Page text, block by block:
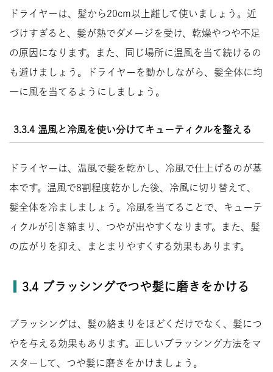
ドライヤーは、髪から20cm以上離して使いましょう。近
づけすぎると、髪が熱でダメージを受け、乾燥やつや不足
の原因になります。また、同じ場所に温風を当て続けるの
も避けましょう。ドライヤーを動かしながら、髪全体に均
一に風を当てるようにしましょう。
3.3.4 温風と冷風を使い分けてキューティクルを整える
ドライヤーは、温風で髪を乾かし、冷風で仕上げるのが基
本です。温風で8割程度乾かした後、冷風に切り替えて、
髪全体を冷ましましょう。冷風を当てることで、キューテ
ィクルが引き締まり、つやが出やすくなります。また、髪
の広がりを抑え、まとまりやすくする効果もあります。
3.4 ブラッシングでつや髪に磨きをかける
ブラッシングは、髪の絡まりをほどくだけでなく、髪につ
やを与える効果もあります。正しいブラッシング方法をマ
スターして、つや髪に磨きをかけましょう。